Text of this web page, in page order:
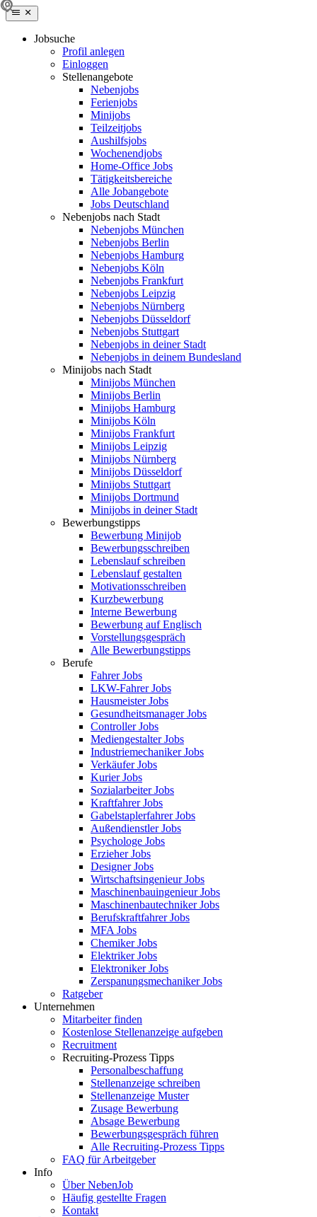
Jobsuche
Profil anlegen
Einloggen
Stellenangebote
Nebenjobs
Ferienjobs
Minijobs
Teilzeitjobs
Aushilfsjobs
Wochenendjobs
Home-Office Jobs
Tätigkeitsbereiche
Alle Jobangebote
Jobs Deutschland
Nebenjobs nach Stadt
Nebenjobs München
Nebenjobs Berlin
Nebenjobs Hamburg
Nebenjobs Köln
Nebenjobs Frankfurt
Nebenjobs Leipzig
Nebenjobs Nürnberg
Nebenjobs Düsseldorf
Nebenjobs Stuttgart
Nebenjobs in deiner Stadt
Nebenjobs in deinem Bundesland
Minijobs nach Stadt
Minijobs München
Minijobs Berlin
Minijobs Hamburg
Minijobs Köln
Minijobs Frankfurt
Minijobs Leipzig
Minijobs Nürnberg
Minijobs Düsseldorf
Minijobs Stuttgart
Minijobs Dortmund
Minijobs in deiner Stadt
Bewerbungstipps
Bewerbung Minijob
Bewerbungsschreiben
Lebenslauf schreiben
Lebenslauf gestalten
Motivationsschreiben
Kurzbewerbung
Interne Bewerbung
Bewerbung auf Englisch
Vorstellungsgespräch
Alle Bewerbungstipps
Berufe
Fahrer Jobs
LKW-Fahrer Jobs
Hausmeister Jobs
Gesundheitsmanager Jobs
Controller Jobs
Mediengestalter Jobs
Industriemechaniker Jobs
Verkäufer Jobs
Kurier Jobs
Sozialarbeiter Jobs
Kraftfahrer Jobs
Gabelstaplerfahrer Jobs
Außendienstler Jobs
Psychologe Jobs
Erzieher Jobs
Designer Jobs
Wirtschaftsingenieur Jobs
Maschinenbauingenieur Jobs
Maschinenbautechniker Jobs
Berufskraftfahrer Jobs
MFA Jobs
Chemiker Jobs
Elektriker Jobs
Elektroniker Jobs
Zerspanungsmechaniker Jobs
Ratgeber
Unternehmen
Mitarbeiter finden
Kostenlose Stellenanzeige aufgeben
Recruitment
Recruiting-Prozess Tipps
Personalbeschaffung
Stellenanzeige schreiben
Stellenanzeige Muster
Zusage Bewerbung
Absage Bewerbung
Bewerbungsgespräch führen
Alle Recruiting-Prozess Tipps
FAQ für Arbeitgeber
Info
Über NebenJob
Häufig gestellte Fragen
Kontakt